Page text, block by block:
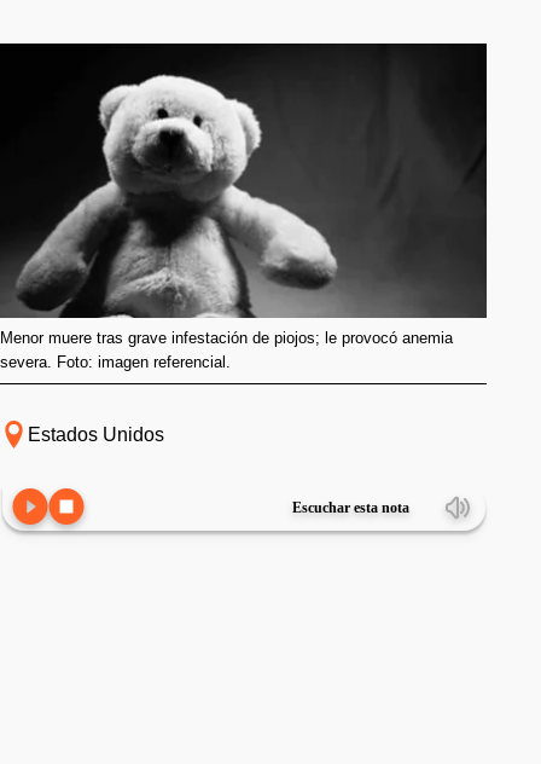
Menor muere tras grave infestación de piojos; le provocó anemia
severa. Foto: imagen referencial.
Estados Unidos
Escuchar esta nota